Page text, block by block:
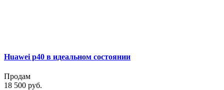
Huawei p40 в идеальном состоянии
Продам
18 500 руб.